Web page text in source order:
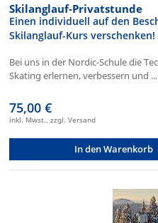
Skilanglauf-Privatstunde
Einen individuell auf den
Skilanglauf-Kurs verschenken!
Bei uns in der Nordic-Schule die
Skating erlernen, verbessern und ...
75,00 €
inkl. Mwst., zzgl. Versand
In den Warenkorb